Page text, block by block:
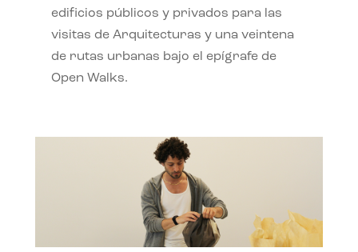
edificios públicos y privados para las
visitas de Arquitecturas y una veintena
de rutas urbanas bajo el epígrafe de
Open Walks.